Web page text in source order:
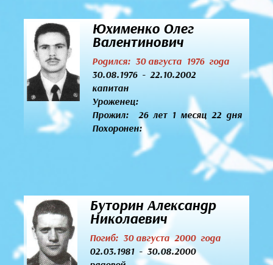
Юхименко Олег
Валентинович
Родился: 30 августа 1976 года
30.08.1976 - 22.10.2002
капитан
Уроженец:
Прожил: 26 лет 1 месяц 22 дня
Похоронен:
Буторин Александр
Николаевич
Погиб: 30 августа 2000 года
02.03.1981 - 30.08.2000